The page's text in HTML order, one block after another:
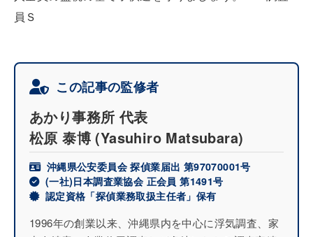
員Ｓ
この記事の監修者
あかり事務所 代表
松原 泰博(Yasuhiro Matsubara)
沖縄県公安委員会 探偵業届出 第97070001号
(一社)日本調査業協会 正会員 第1491号
認定資格「探偵業務取扱主任者」保有
1996年の創業以来、沖縄県内を中心に浮気調査、家